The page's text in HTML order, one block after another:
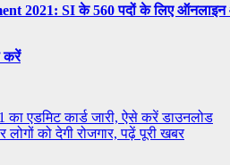
2021: SI के 560 पदों के लिए
करें
का एडमिट कार्ड जारी, ऐसे करें डाउनलोड
को देगी रोजगार, पढ़ें पूरी खबर